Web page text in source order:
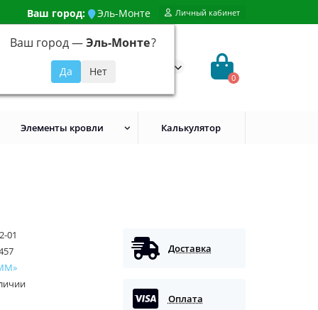
Ваш город: Эль-Монте
Ваш город —Эль-Монте?
Личный кабинет
648-92-94
0
Элементы кровли Калькулятор
01
Доставка
Оплата